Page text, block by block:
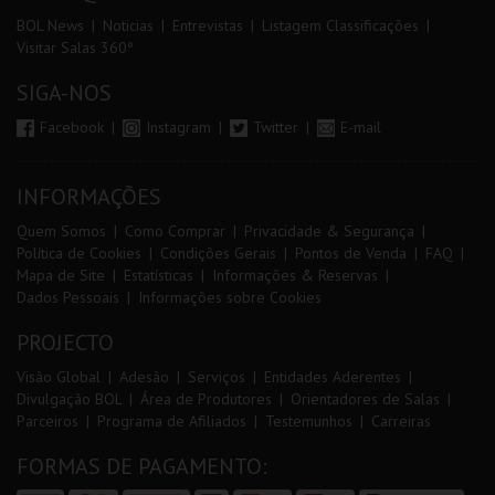
BOL News Noticias Entrevistas
Listagem Classificações
Visitar Salas 360º
SIGA-NOS
Facebook Instagram Twitter E-mail
INFORMAÇÕES
Quem Somos Como Comprar
Privacidade & Segurança
Política de Cookies
Condições Gerais Pontos de Venda
FAQ
Mapa de Site
Estatísticas
Informações & Reservas
Dados Pessoais
Informações sobre Cookies
PROJECTO
Visão Global Adesão Serviços
Entidades Aderentes
Divulgação BOL
Área de Produtores
Orientadores de Salas
Parceiros
Programa de Afiliados Testemunhos Carreiras
FORMAS DE PAGAMENTO: